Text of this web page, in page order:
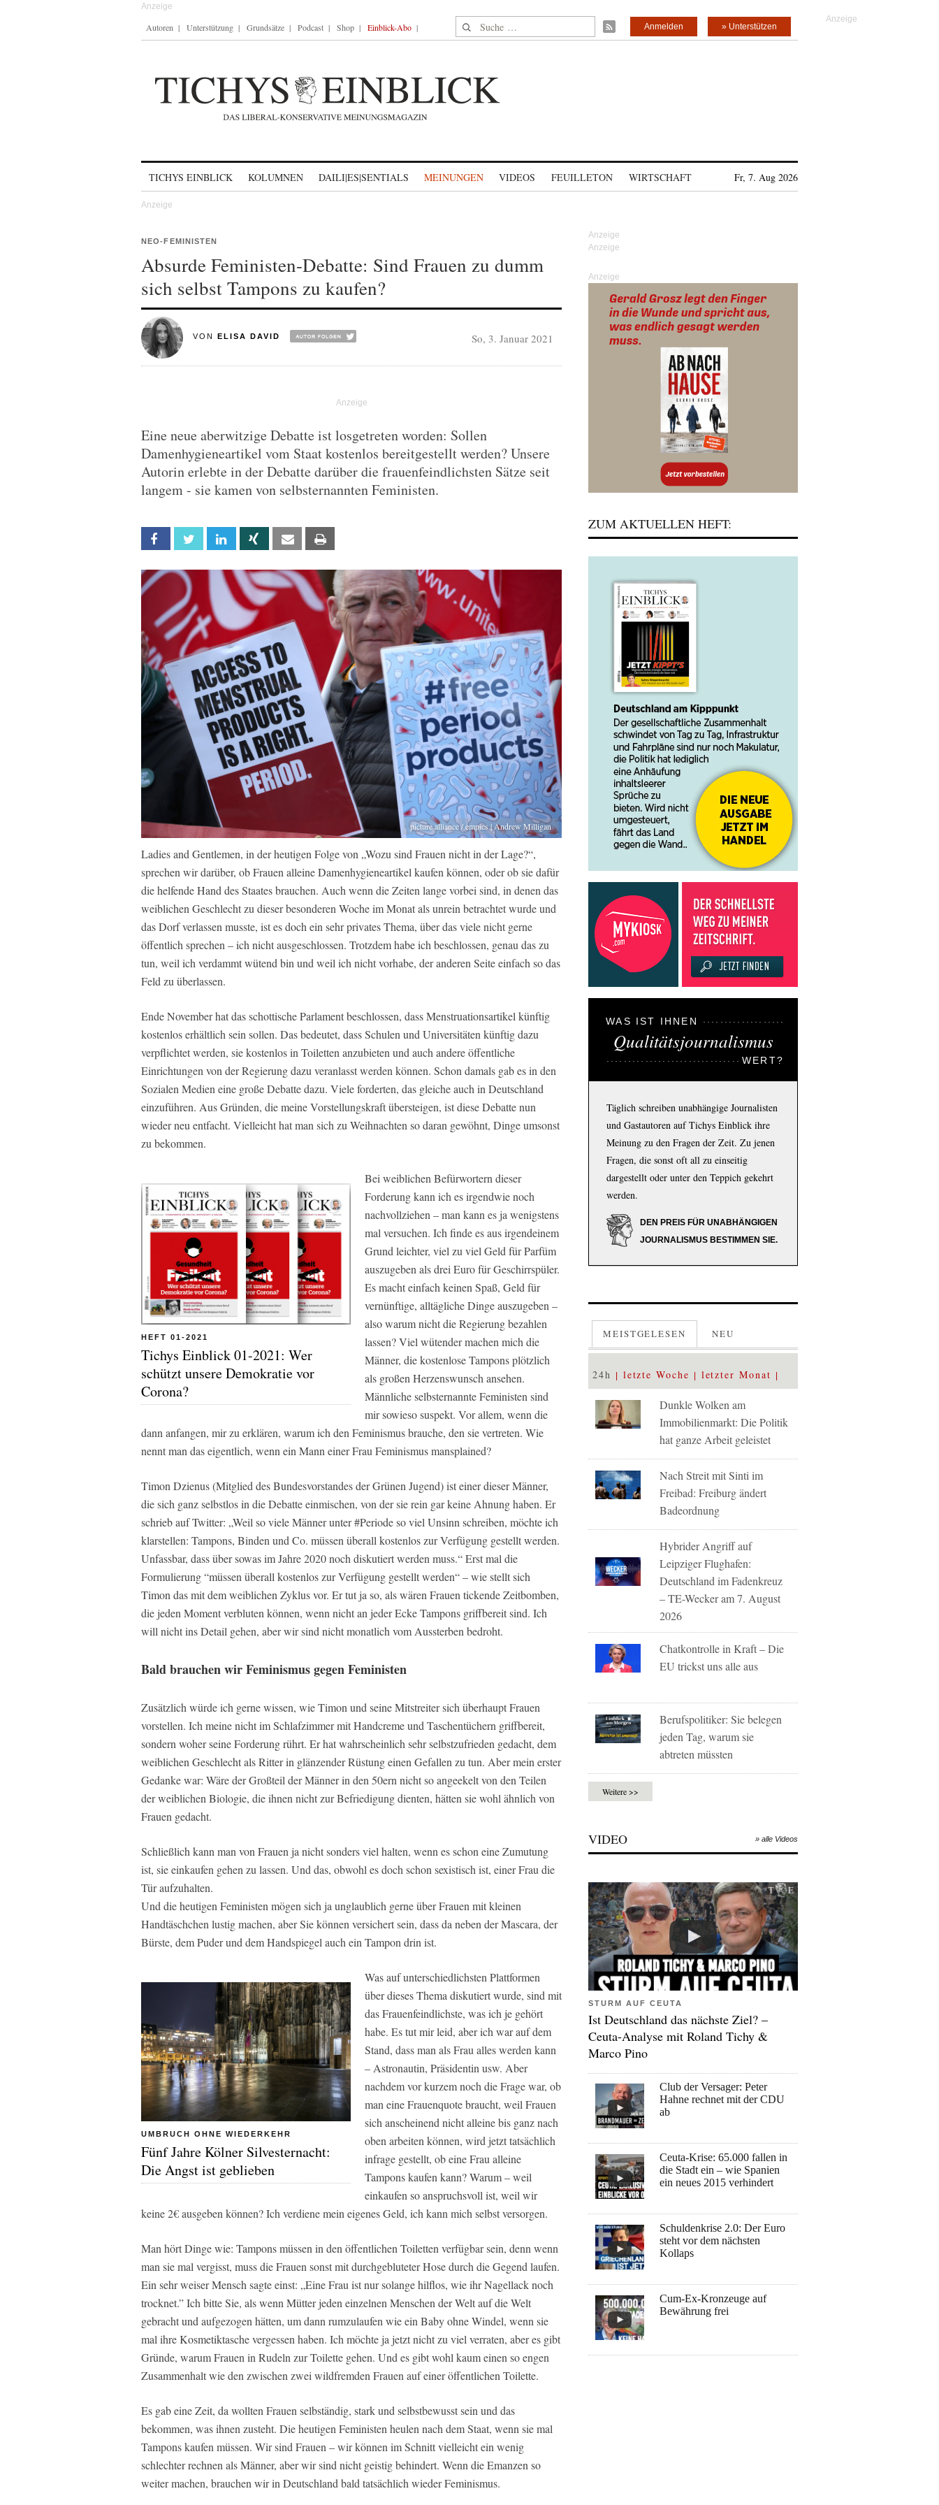
Autoren Unterstützung Grundsätze Podcast Shop Einblick-Abo Suche nach: » Unterstützen
Anmelden
TICHYS EINBLICK KOLUMNEN DAILI|ES|SENTIALS MEINUNGEN VIDEOS FEUILLETON WIRTSCHAFT Fr, 7. Aug 2026
NEO-FEMINISTEN
Absurde Feministen-Debatte: Sind Frauen zu dumm
sich selbst Tampons zu kaufen?
VON ELISA DAVID So, 3. Januar 2021
Eine neue aberwitzige Debatte ist losgetreten worden: Sollen
Damenhygieneartikel vom Staat kostenlos bereitgestellt werden? Unsere
Autorin erlebte in der Debatte darüber die frauenfeindlichsten Sätze seit
langem - sie kamen von selbsternannten Feministen.
Facebook Twitter Linkedin Xing Email
picture alliance / empics | Andrew Milligan
Ladies and Gentlemen, in der heutigen Folge von „Wozu sind Frauen nicht in der Lage?“,
sprechen wir darüber, ob Frauen alleine Damenhygieneartikel kaufen können, oder ob sie dafür
die helfende Hand des Staates brauchen. Auch wenn die Zeiten lange vorbei sind, in denen das
weiblichen Geschlecht zu dieser besonderen Woche im Monat als unrein betrachtet wurde und
das Dorf verlassen musste, ist es doch ein sehr privates Thema, über das viele nicht gerne
öffentlich sprechen – ich nicht ausgeschlossen. Trotzdem habe ich beschlossen, genau das zu
tun, weil ich verdammt wütend bin und weil ich nicht vorhabe, der anderen Seite einfach so das
Feld zu überlassen.
Ende November hat das schottische Parlament beschlossen, dass Menstruationsartikel künftig
kostenlos erhältlich sein sollen. Das bedeutet, dass Schulen und Universitäten künftig dazu
verpflichtet werden, sie kostenlos in Toiletten anzubieten und auch andere öffentliche
Einrichtungen von der Regierung dazu veranlasst werden können. Schon damals gab es in den
Sozialen Medien eine große Debatte dazu. Viele forderten, das gleiche auch in Deutschland
einzuführen. Aus Gründen, die meine Vorstellungskraft übersteigen, ist diese Debatte nun
wieder neu entfacht. Vielleicht hat man sich zu Weihnachten so daran gewöhnt, Dinge umsonst
zu bekommen.
HEFT 01-2021
Tichys Einblick 01-2021: Wer
schützt unsere Demokratie vor
Corona?
Bei weiblichen Befürwortern dieser
Forderung kann ich es irgendwie noch
nachvollziehen – man kann es ja wenigstens
mal versuchen. Ich finde es aus irgendeinem
Grund leichter, viel zu viel Geld für Parfüm
auszugeben als drei Euro für Geschirrspüler.
Es macht einfach keinen Spaß, Geld für
vernünftige, alltägliche Dinge auszugeben –
also warum nicht die Regierung bezahlen
lassen? Viel wütender machen mich die
Männer, die kostenlose Tampons plötzlich
als großen Herzenswunsch ansehen.
Männliche selbsternannte Feministen sind
mir sowieso suspekt. Vor allem, wenn die
dann anfangen, mir zu erklären, warum ich den Feminismus brauche, den sie vertreten. Wie
nennt man das eigentlich, wenn ein Mann einer Frau Feminismus mansplained?
Timon Dzienus (Mitglied des Bundesvorstandes der Grünen Jugend) ist einer dieser Männer,
die sich ganz selbstlos in die Debatte einmischen, von der sie rein gar keine Ahnung haben. Er
schrieb auf Twitter: „Weil so viele Männer unter #Periode so viel Unsinn schreiben, möchte ich
klarstellen: Tampons, Binden und Co. müssen überall kostenlos zur Verfügung gestellt werden.
Unfassbar, dass über sowas im Jahre 2020 noch diskutiert werden muss.“ Erst mal die
Formulierung “müssen überall kostenlos zur Verfügung gestellt werden“ – wie stellt sich
Timon das mit dem weiblichen Zyklus vor. Er tut ja so, als wären Frauen tickende Zeitbomben,
die jeden Moment verbluten können, wenn nicht an jeder Ecke Tampons griffbereit sind. Ich
will nicht ins Detail gehen, aber wir sind nicht monatlich vom Aussterben bedroht.
Bald brauchen wir Feminismus gegen Feministen
Zusätzlich würde ich gerne wissen, wie Timon und seine Mitstreiter sich überhaupt Frauen
vorstellen. Ich meine nicht im Schlafzimmer mit Handcreme und Taschentüchern griffbereit,
sondern woher seine Forderung rührt. Er hat wahrscheinlich sehr selbstzufrieden gedacht, dem
weiblichen Geschlecht als Ritter in glänzender Rüstung einen Gefallen zu tun. Aber mein erster
Gedanke war: Wäre der Großteil der Männer in den 50ern nicht so angeekelt von den Teilen
der weiblichen Biologie, die ihnen nicht zur Befriedigung dienten, hätten sie wohl ähnlich von
Frauen gedacht.
Schließlich kann man von Frauen ja nicht sonders viel halten, wenn es schon eine Zumutung
ist, sie einkaufen gehen zu lassen. Und das, obwohl es doch schon sexistisch ist, einer Frau die
Tür aufzuhalten.
Und die heutigen Feministen mögen sich ja unglaublich gerne über Frauen mit kleinen
Handtäschchen lustig machen, aber Sie können versichert sein, dass da neben der Mascara, der
Bürste, dem Puder und dem Handspiegel auch ein Tampon drin ist.
UMBRUCH OHNE WIEDERKEHR
Fünf Jahre Kölner Silvesternacht:
Die Angst ist geblieben
Was auf unterschiedlichsten Plattformen
über dieses Thema diskutiert wurde, sind mit
das Frauenfeindlichste, was ich je gehört
habe. Es tut mir leid, aber ich war auf dem
Stand, dass man als Frau alles werden kann
– Astronautin, Präsidentin usw. Aber
nachdem vor kurzem noch die Frage war, ob
man eine Frauenquote braucht, weil Frauen
sich anscheinend nicht alleine bis ganz nach
oben arbeiten können, wird jetzt tatsächlich
infrage gestellt, ob eine Frau alleine
Tampons kaufen kann? Warum – weil
einkaufen so anspruchsvoll ist, weil wir
keine 2€ ausgeben können? Ich verdiene mein eigenes Geld, ich kann mich selbst versorgen.
Man hört Dinge wie: Tampons müssen in den öffentlichen Toiletten verfügbar sein, denn wenn
man sie mal vergisst, muss die Frauen sonst mit durchgebluteter Hose durch die Gegend laufen.
Ein sehr weiser Mensch sagte einst: „Eine Frau ist nur solange hilflos, wie ihr Nagellack noch
trocknet.” Ich bitte Sie, als wenn Mütter jeden einzelnen Menschen der Welt auf die Welt
gebracht und aufgezogen hätten, um dann rumzulaufen wie ein Baby ohne Windel, wenn sie
mal ihre Kosmetiktasche vergessen haben. Ich möchte ja jetzt nicht zu viel verraten, aber es gibt
Gründe, warum Frauen in Rudeln zur Toilette gehen. Und es gibt wohl kaum einen so engen
Zusammenhalt wie den zwischen zwei wildfremden Frauen auf einer öffentlichen Toilette.
Es gab eine Zeit, da wollten Frauen selbständig, stark und selbstbewusst sein und das
bekommen, was ihnen zusteht. Die heutigen Feministen heulen nach dem Staat, wenn sie mal
Tampons kaufen müssen. Wir sind Frauen – wir können im Schnitt vielleicht ein wenig
schlechter rechnen als Männer, aber wir sind nicht geistig behindert. Wenn die Emanzen so
weiter machen, brauchen wir in Deutschland bald tatsächlich wieder Feminismus.
Anzeige
ZUM AKTUELLEN HEFT:
WAS IST IHNEN
Qualitätsjournalismus
WERT?
Täglich schreiben unabhängige Journalisten
und Gastautoren auf Tichys Einblick ihre
Meinung zu den Fragen der Zeit. Zu jenen
Fragen, die sonst oft all zu einseitig
dargestellt oder unter den Teppich gekehrt
werden.
DEN PREIS FÜR UNABHÄNGIGEN
JOURNALISMUS BESTIMMEN SIE.
MEISTGELESEN NEU
24h letzte Woche letzter Monat
Dunkle Wolken am
Immobilienmarkt: Die Politik
hat ganze Arbeit geleistet
Nach Streit mit Sinti im
Freibad: Freiburg ändert
Badeordnung
Hybrider Angriff auf
Leipziger Flughafen:
Deutschland im Fadenkreuz
– TE-Wecker am 7. August
2026
Chatkontrolle in Kraft – Die
EU trickst uns alle aus
Berufspolitiker: Sie belegen
jeden Tag, warum sie
abtreten müssten
Weitere >>
VIDEO » alle Videos
STURM AUF CEUTA
Ist Deutschland das nächste Ziel? –
Ceuta-Analyse mit Roland Tichy &
Marco Pino
Club der Versager: Peter
Hahne rechnet mit der CDU
ab
Ceuta-Krise: 65.000 fallen in
die Stadt ein – wie Spanien
ein neues 2015 verhindert
Schuldenkrise 2.0: Der Euro
steht vor dem nächsten
Kollaps
Cum-Ex-Kronzeuge auf
Bewährung frei